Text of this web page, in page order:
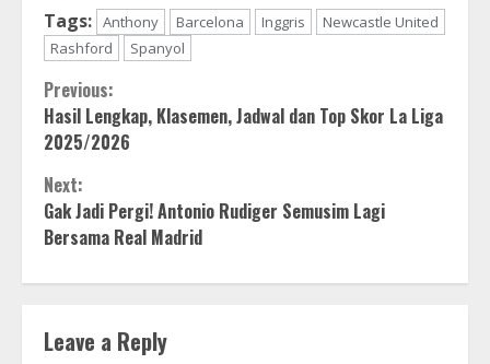
Tags: Anthony Barcelona Inggris
Newcastle United
Rashford
Spanyol
Continue
Reading
Previous:
Hasil Lengkap, Klasemen, Jadwal dan Top Skor La Liga
2025/2026
Next:
Gak Jadi Pergi! Antonio Rudiger Semusim Lagi
Bersama Real Madrid
Leave a Reply